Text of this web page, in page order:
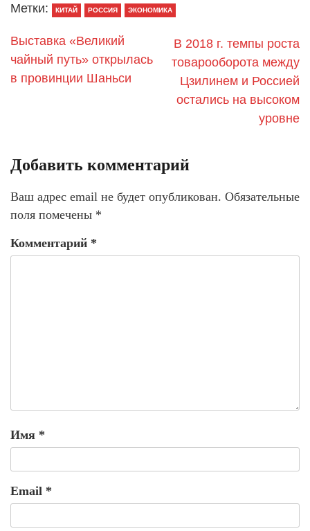
Метки: КИТАЙ РОССИЯ ЭКОНОМИКА
Выставка «Великий
чайный путь» открылась
в провинции Шаньси
В 2018 г. темпы роста
товарооборота между
Цзилинем и Россией
остались на высоком
уровне
Добавить комментарий
Ваш адрес email не будет опубликован. Обязательные
поля помечены *
Комментарий *
Имя *
Email *